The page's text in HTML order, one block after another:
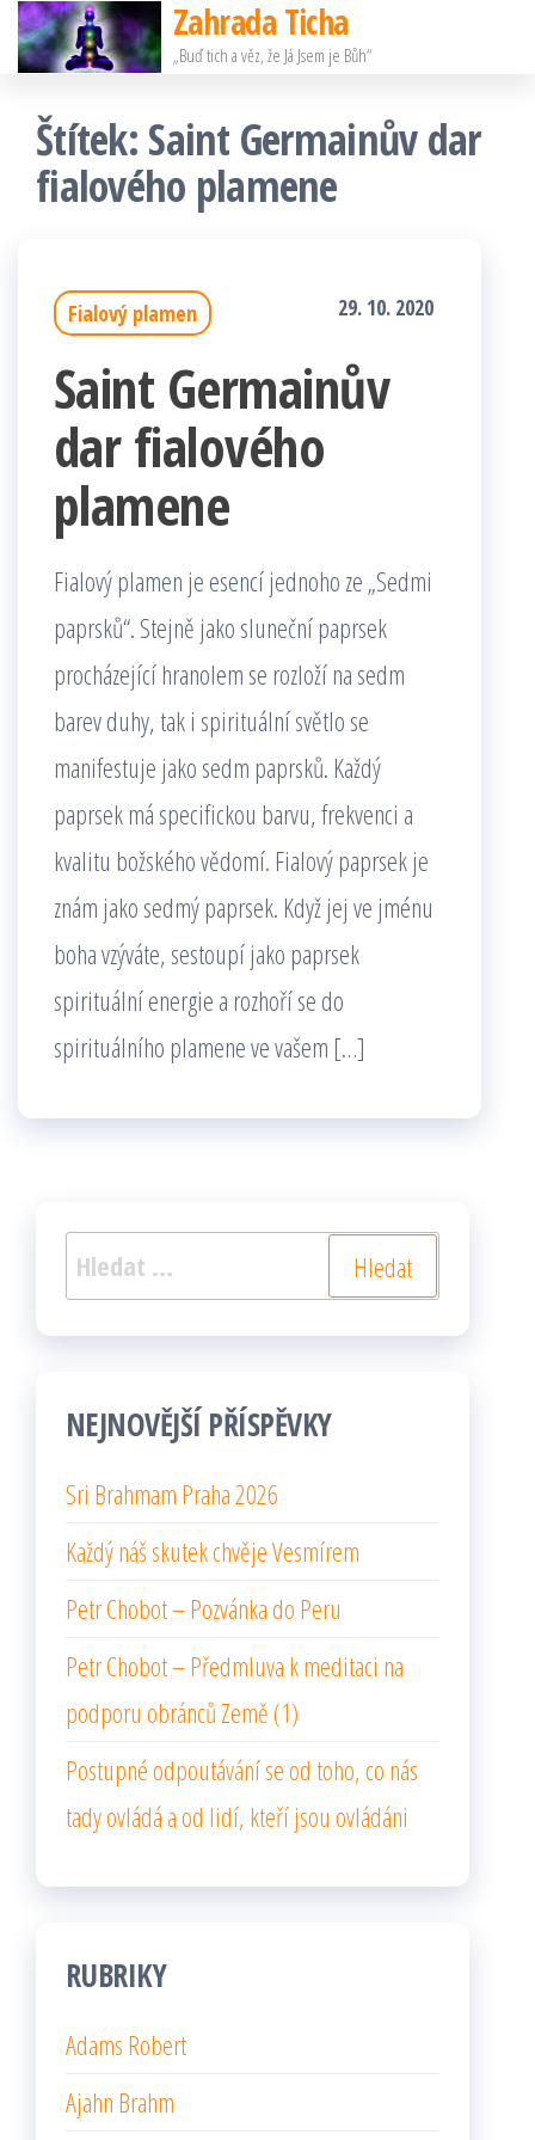
Přeskočit
na
obsah
Zahrada Ticha
„Buď tich a věz, že Já Jsem je Bůh“
Štítek: Saint Germainův dar
fialového plamene
Fialový plamen 29. 10. 2020
Saint Germainův
dar fialového
plamene
Fialový plamen je esencí jednoho ze „Sedmi
paprsků“. Stejně jako sluneční paprsek
procházející hranolem se rozloží na sedm
barev duhy, tak i spirituální světlo se
manifestuje jako sedm paprsků. Každý
paprsek má specifickou barvu, frekvenci a
kvalitu božského vědomí. Fialový paprsek je
znám jako sedmý paprsek. Když jej ve jménu
boha vzýváte, sestoupí jako paprsek
spirituální energie a rozhoří se do
spirituálního plamene ve vašem […]
Vyhledávání
NEJNOVĚJŠÍ PŘÍSPĚVKY
Sri Brahmam Praha 2026
Každý náš skutek chvěje Vesmírem
Petr Chobot – Pozvánka do Peru
Petr Chobot – Předmluva k meditaci na
podporu obránců Země (1)
Postupné odpoutávání se od toho, co nás
tady ovládá a od lidí, kteří jsou ovládáni
RUBRIKY
Adams Robert
Ajahn Brahm